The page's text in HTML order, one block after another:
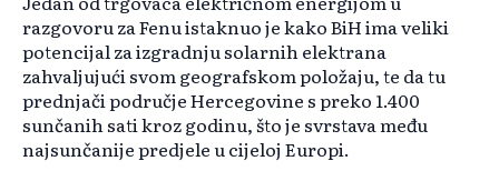
razgovoru za Fenu istaknuo je kako BiH ima veliki
potencijal za izgradnju solarnih elektrana
zahvaljujući svom geografskom položaju, te da tu
prednjači područje Hercegovine s preko 1.400
sunčanih sati kroz godinu, što je svrstava među
najsunčanije predjele u cijeloj Europi.